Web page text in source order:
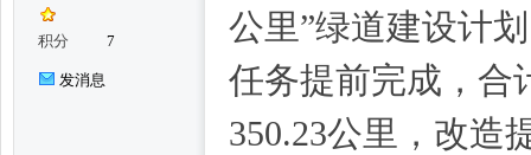
积分 7
发消息
公里”绿道建设计
任务提前完成，合
350.23公里，改造